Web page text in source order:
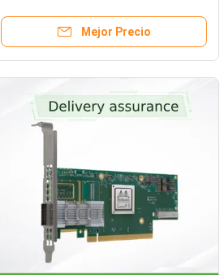
de red de banda ancha
Mejor Precio